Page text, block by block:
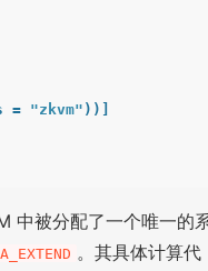
= "zkvm" ))]
中被分配了一个唯一的
。其具体计算代